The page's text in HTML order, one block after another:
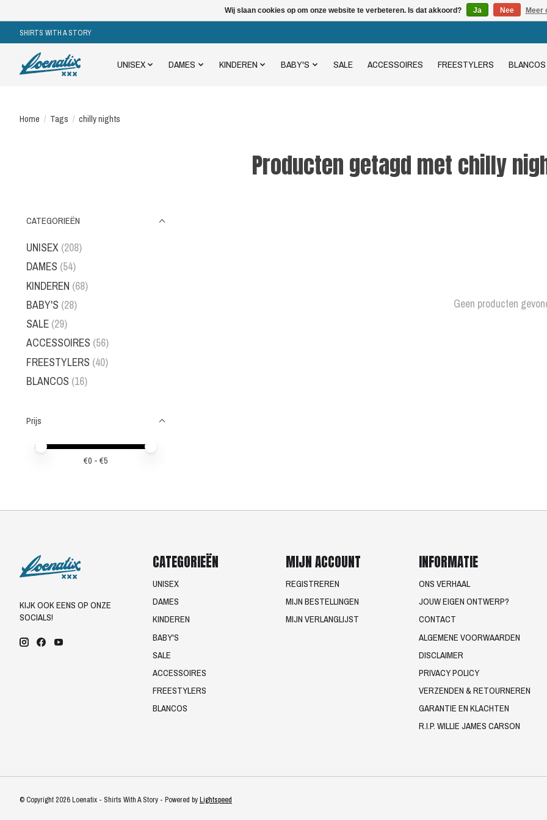
SHIRTS WITH A STORY
UNISEX DAMES KINDEREN BABY'S SALE ACCESSOIRES FREESTYLERS BLANCOS
Home / Tags / chilly nights
Producten getagd met chilly
CATEGORIEËN
UNISEX (208)
DAMES (54)
KINDEREN (68)
BABY'S (28)
SALE (29)
ACCESSOIRES (56)
FREESTYLERS (40)
BLANCOS (16)
Prijs
Minimale prijswaarde
Price maximum value
€0 - €5
Geen producten
KIJK OOK EENS OP ONZE
SOCIALS!
CATEGORIEËN
UNISEX
DAMES
KINDEREN
BABY'S
SALE
ACCESSOIRES
FREESTYLERS
BLANCOS
MIJN ACCOUNT
REGISTREREN
MIJN BESTELLINGEN
MIJN VERLANGLIJST
INFORMATIE
ONS VERHAAL
JOUW EIGEN ONTWERP?
CONTACT
ALGEMENE VOORWAARDEN
DISCLAIMER
PRIVACY POLICY
VERZENDEN & RETOURNEREN
GARANTIE EN KLACHTEN
R.I.P. WILLIE JAMES CARSON
© Copyright 2026 Loenatix - Shirts With A Story - Powered byLightspeed
Wij slaan cookies op om onze website te verbeteren. Is dat akkoord? Ja Nee Meer